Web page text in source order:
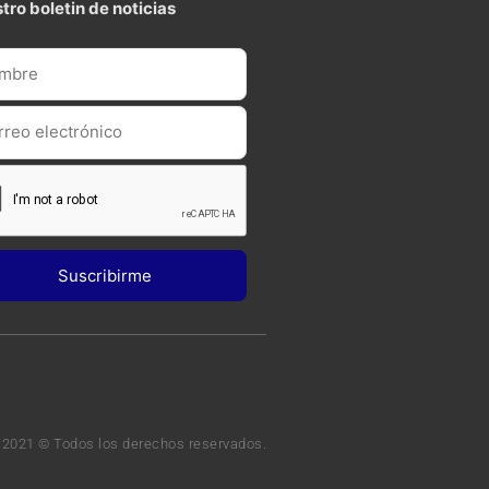
boletin de noticias
© Todos los derechos reservados.